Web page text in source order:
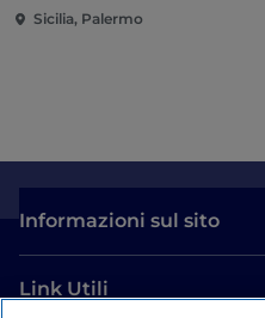
Sicilia, Palermo
Informazioni sul sito
Link Utili